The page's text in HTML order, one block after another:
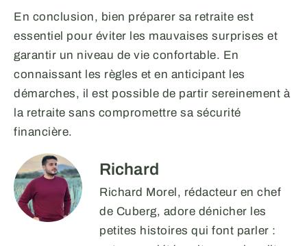
En conclusion, bien préparer sa retraite est
essentiel pour éviter les mauvaises surprises et
garantir un niveau de vie confortable. En
connaissant les règles et en anticipant les
démarches, il est possible de partir sereinement à
la retraite sans compromettre sa sécurité
financière.
Richard
Richard Morel, rédacteur en chef
de Cuberg, adore dénicher les
petites histoires qui font parler :